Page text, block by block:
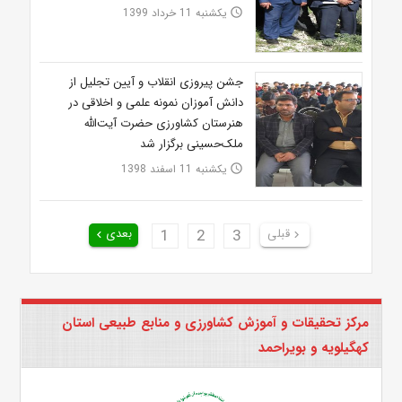
access_time یکشنبه 11 خرداد 1399
جشن پیروزی انقلاب و آیین تجلیل از
دانش آموزان نمونه علمی و اخلاقی در
هنرستان کشاورزی حضرت آیت‌الله
ملک‌حسینی برگزار شد
access_time یکشنبه 11 اسفند 1398
بعدی keyboard_arrow_left 1 2 3 keyboard_arrow_right قبلی
مرکز تحقیقات و آموزش کشاورزی و منابع طبیعی استان
کهگیلویه و بویراحمد